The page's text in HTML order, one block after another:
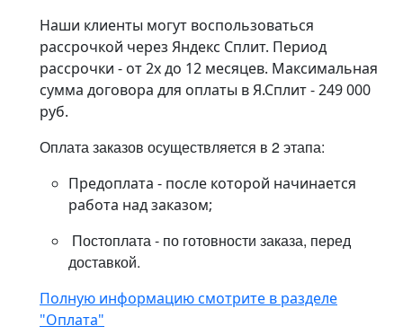
Наши клиенты могут воспользоваться
рассрочкой через Яндекс Сплит. Период
рассрочки - от 2х до 12 месяцев. Максимальная
сумма договора для оплаты в Я.Сплит - 249 000
руб.
Оплата заказов осуществляется в 2 этапа:
Предоплата - после которой начинается
работа над заказом;
Постоплата - по готовности заказа, перед
доставкой.
Полную информацию смотрите в разделе
"Оплата"